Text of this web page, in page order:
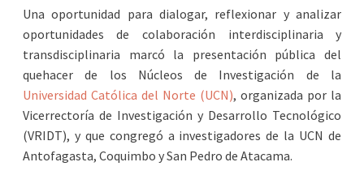
Una oportunidad para dialogar, reflexionar y analizar
oportunidades de colaboración interdisciplinaria y
transdisciplinaria marcó la presentación pública del
quehacer de los Núcleos de Investigación de la
Universidad Católica del Norte (UCN), organizada por la
Vicerrectoría de Investigación y Desarrollo Tecnológico
(VRIDT), y que congregó a investigadores de la UCN de
Antofagasta, Coquimbo y San Pedro de Atacama.